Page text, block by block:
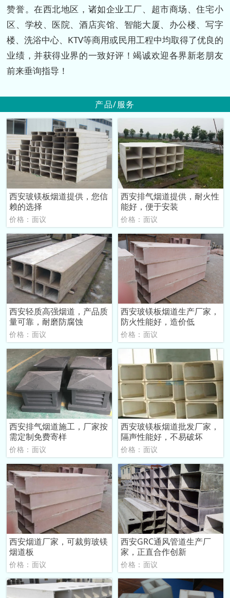
赞誉。在西北地区，诸如企业工厂、超市商场、住宅小
区、学校、医院、酒店宾馆、智能大厦、办公楼、写字
楼、洗浴中心、KTV等商用或民用工程中均取得了优良的
业绩，并获得业界的一致好评！竭诚欢迎各界新老朋友
前来垂询指导！
产品/服务
西安玻镁板烟道提供，您信
赖的选择
价格：面议
西安排气烟道提供，耐火性
能好，便于安装
价格：面议
西安轻质高强烟道，产品质
量可靠，耐磨防腐蚀
价格：面议
西安玻镁板烟道生产厂家，
防火性能好，造价低
价格：面议
西安排气烟道施工，厂家按
需定制免费寄样
价格：面议
西安玻镁板烟道批发厂家，
隔声性能好，不易破坏
价格：面议
西安烟道厂家，可裁剪玻镁
烟道板
价格：面议
西安GRC通风管道生产厂
家，正直合作创新
价格：面议